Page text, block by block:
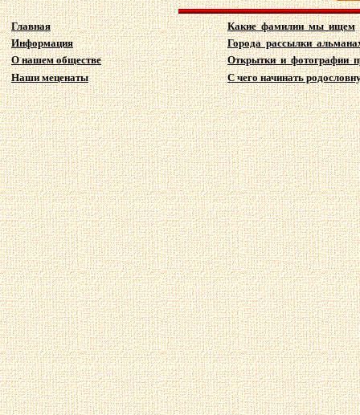
Главная
Какие фамилии мы ищем
Информация
Города рассылки
О нашем обществе
Открытки и фотографии
Наши меценаты
С чего начинать